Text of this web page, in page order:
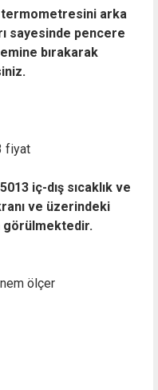
termometresini arka
sayesinde pencere
bırakarak
iç-dış sıcaklık ve
ve üzerindeki
görülmektedir.